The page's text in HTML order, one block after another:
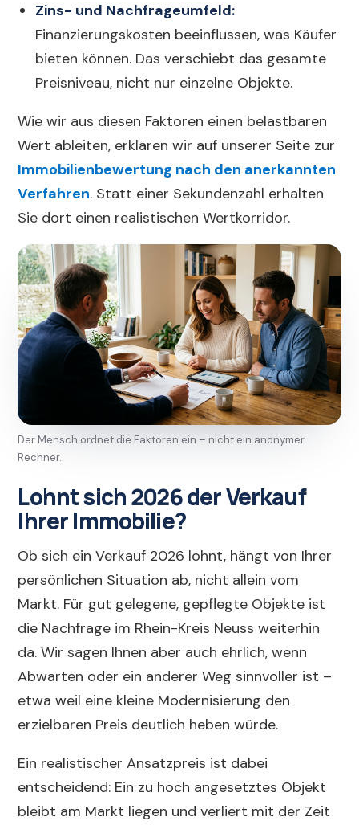
Zins- und Nachfrageumfeld:
Finanzierungskosten beeinflussen, was Käufer
bieten können. Das verschiebt das gesamte
Preisniveau, nicht nur einzelne Objekte.
Wie wir aus diesen Faktoren einen belastbaren
Wert ableiten, erklären wir auf unserer Seite zur
Immobilienbewertung nach den anerkannten
Verfahren. Statt einer Sekundenzahl erhalten
Sie dort einen realistischen Wertkorridor.
Der Mensch ordnet die Faktoren ein – nicht ein anonymer
Rechner.
Lohnt sich 2026 der Verkauf
Ihrer Immobilie?
Ob sich ein Verkauf 2026 lohnt, hängt von Ihrer
persönlichen Situation ab, nicht allein vom
Markt. Für gut gelegene, gepflegte Objekte ist
die Nachfrage im Rhein-Kreis Neuss weiterhin
da. Wir sagen Ihnen aber auch ehrlich, wenn
Abwarten oder ein anderer Weg sinnvoller ist –
etwa weil eine kleine Modernisierung den
erzielbaren Preis deutlich heben würde.
Ein realistischer Ansatzpreis ist dabei
entscheidend: Ein zu hoch angesetztes Objekt
bleibt am Markt liegen und verliert mit der Zeit